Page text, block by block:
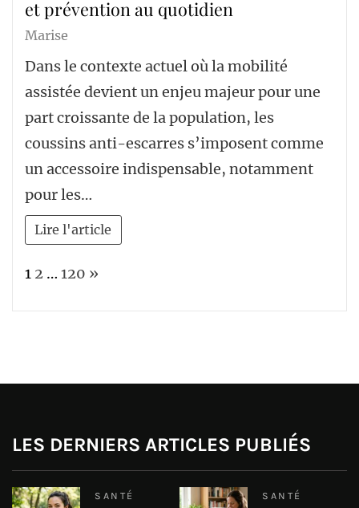
et prévention au quotidien
Marise
Dans le contexte actuel où la mobilité
assistée devient un enjeu majeur pour une
part croissante de la population, les
coussins anti-escarres s’imposent comme
un accessoire indispensable, notamment
pour les…
Lire l'article
Page:
1 2 … 120 Next
»
LES DERNIERS ARTICLES PUBLIÉS
SANTÉ SANTÉ